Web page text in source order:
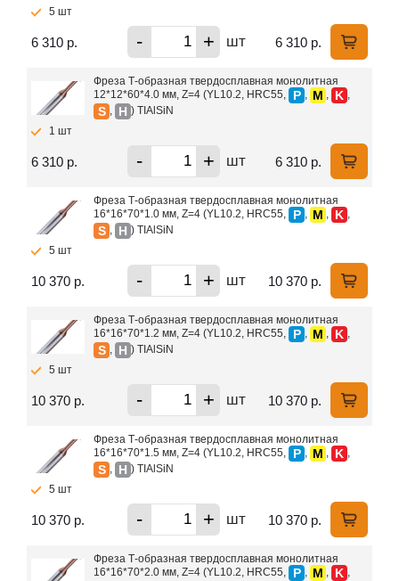
5 шт
6 310 р. - + шт 6 310 р.
Фреза Т-образная твердосплавная монолитная
12*12*60*4.0 мм, Z=4 (YL10.2, HRC55,
P , M , K ,
S , H ) TIAlSiN
1 шт
6 310 р. - + шт 6 310 р.
Фреза Т-образная твердосплавная монолитная
16*16*70*1.0 мм, Z=4 (YL10.2, HRC55,
P , M , K ,
S , H ) TIAlSiN
5 шт
10 370 р. - + шт 10 370 р.
Фреза Т-образная твердосплавная монолитная
16*16*70*1.2 мм, Z=4 (YL10.2, HRC55,
P , M , K ,
S , H ) TIAlSiN
5 шт
10 370 р. - + шт 10 370 р.
Фреза Т-образная твердосплавная монолитная
16*16*70*1.5 мм, Z=4 (YL10.2, HRC55,
P , M , K ,
S , H ) TIAlSiN
5 шт
10 370 р. - + шт 10 370 р.
Фреза Т-образная твердосплавная монолитная
16*16*70*2.0 мм, Z=4 (YL10.2, HRC55,
P , M , K ,